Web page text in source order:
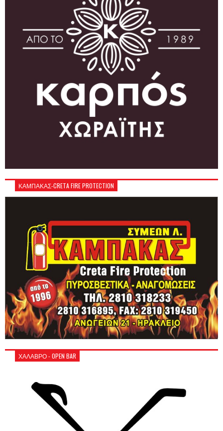
ΚΑΜΠΑΚΑΣ-CRETA FIRE PROTECTION
ΧΑΛΑΒΡΟ - OPEN BAR